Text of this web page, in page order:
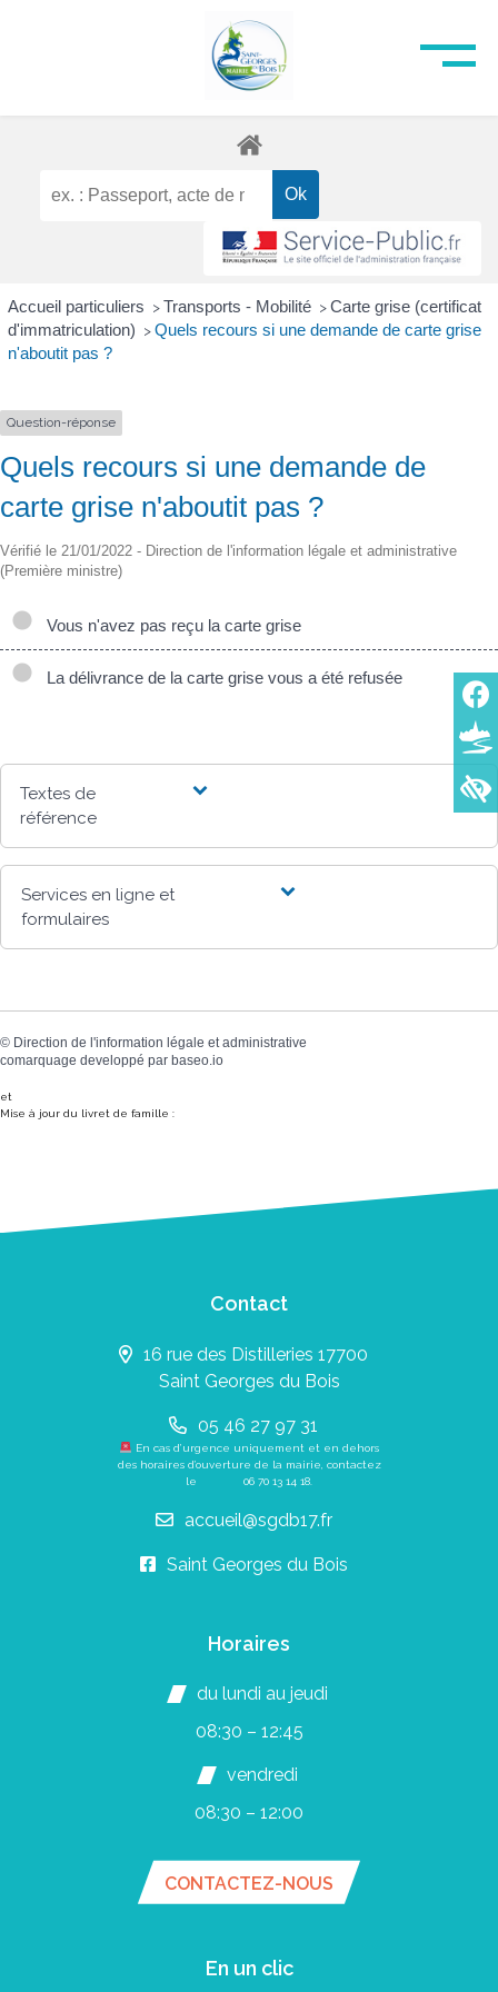
Accueil particuliers > Transports - Mobilité > Carte grise (certificat
d'immatriculation) > Quels recours si une demande de carte grise
n'aboutit pas ?
Question-réponse
Quels recours si une demande de
carte grise n'aboutit pas ?
Vérifié le 21/01/2022 - Direction de l'information légale et administrative
(Première ministre)
Vous n'avez pas reçu la carte grise
La délivrance de la carte grise vous a été refusée
Textes de
référence
Services en ligne et
formulaires
© Direction de l'information légale et administrative
comarquage developpé par baseo.io
et
Mise à jour du livret de famille :
Contact
16 rue des Distilleries 17700
Saint Georges du Bois
05 46 27 97 31
En cas d’urgence uniquement et en dehors
des horaires d’ouverture de la mairie, contactez
le 06 70 13 14 18
accueil@sgdb17.fr
Saint Georges du Bois
Horaires
du lundi au jeudi
08:30 – 12:45
vendredi
08:30 – 12:00
CONTACTEZ-NOUS
En un clic